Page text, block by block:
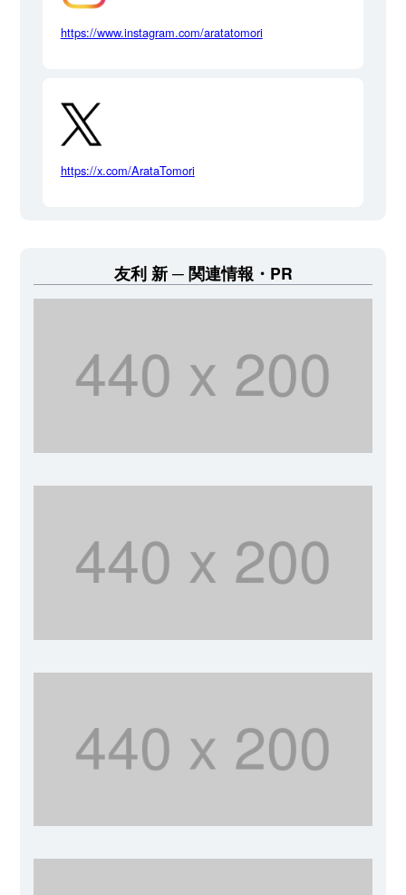
https://www.instagram.com/aratatomori
https://x.com/ArataTomori
友利 新 関連情報・PR